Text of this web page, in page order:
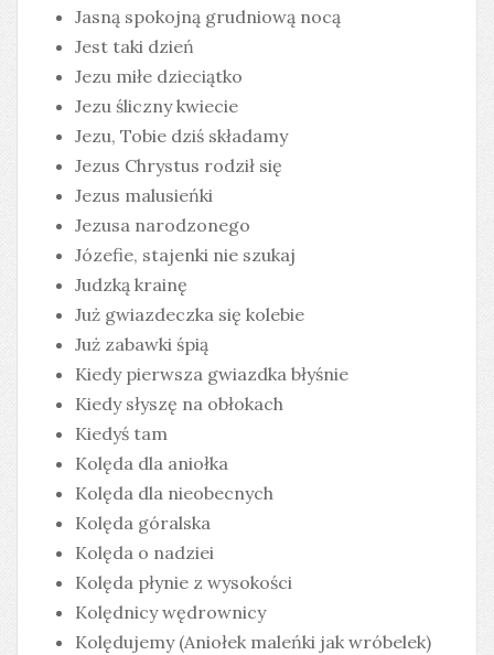
Jasną spokojną grudniową nocą
Jest taki dzień
Jezu miłe dzieciątko
Jezu śliczny kwiecie
Jezu, Tobie dziś składamy
Jezus Chrystus rodził się
Jezus malusieńki
Jezusa narodzonego
Józefie, stajenki nie szukaj
Judzką krainę
Już gwiazdeczka się kolebie
Już zabawki śpią
Kiedy pierwsza gwiazdka błyśnie
Kiedy słyszę na obłokach
Kiedyś tam
Kolęda dla aniołka
Kolęda dla nieobecnych
Kolęda góralska
Kolęda o nadziei
Kolęda płynie z wysokości
Kolędnicy wędrownicy
Kolędujemy (Aniołek maleńki jak wróbelek)